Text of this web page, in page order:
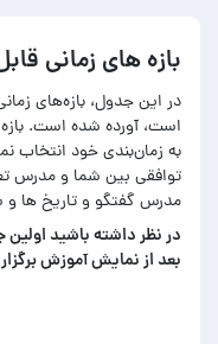
بازه های زمانی
در این جدول، بازه‌های
است، آورده شده است. بازه
به زمان‌بندی خود انتخاب
توافقی بین شما و مدرس
مدرس گفتگو و تاریخ ها
بعد از نمایش آموزش